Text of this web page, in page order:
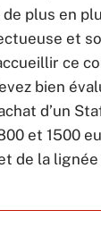
plus en
et
ce
bien
d’un
et 1500
de la lignée